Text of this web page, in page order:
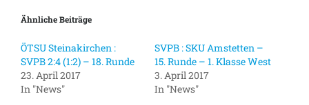
Ähnliche Beiträge
ÖTSU Steinakirchen :
SVPB 2:4 (1:2) – 18. Runde
23. April 2017
In "News"
SVPB : SKU Amstetten –
15. Runde – 1. Klasse West
3. April 2017
In "News"